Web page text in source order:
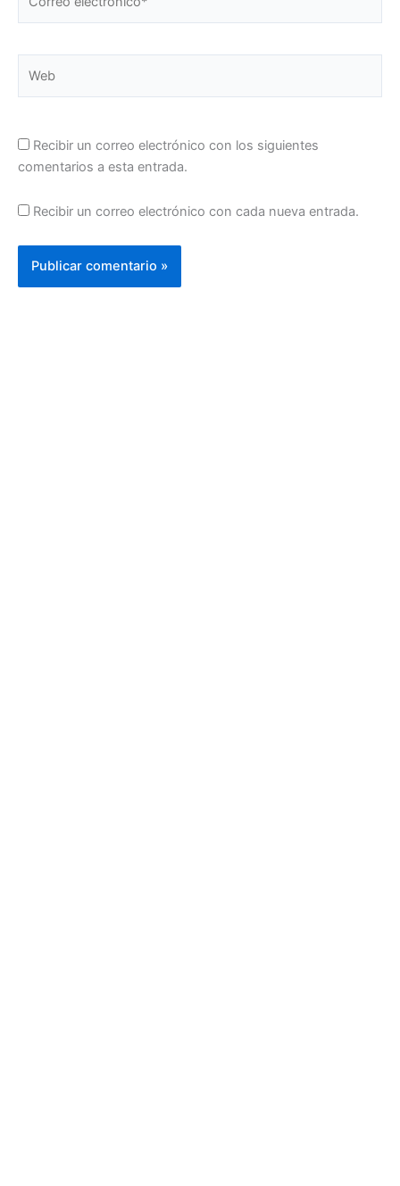
electrónico*
Recibir un correo electrónico con los siguientes
comentarios a esta entrada.
Recibir un correo electrónico con cada nueva entrada.